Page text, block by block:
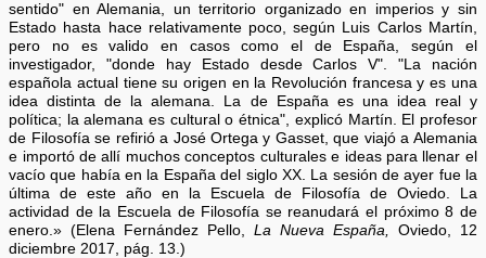
sentido" en Alemania, un territorio organizado en imperios y sin
Estado hasta hace relativamente poco, según Luis Carlos Martín,
pero no es valido en casos como el de España, según el
investigador, "donde hay Estado desde Carlos V". "La nación
española actual tiene su origen en la Revolución francesa y es una
idea distinta de la alemana. La de España es una idea real y
política; la alemana es cultural o étnica", explicó Martín. El profesor
de Filosofía se refirió a José Ortega y Gasset, que viajó a Alemania
e importó de allí muchos conceptos culturales e ideas para llenar el
vacío que había en la España del siglo XX. La sesión de ayer fue la
última de este año en la Escuela de Filosofía de Oviedo. La
actividad de la Escuela de Filosofía se reanudará el próximo 8 de
enero.» (Elena Fernández Pello, La Nueva España,
Oviedo, 12
diciembre 2017, pág. 13.)